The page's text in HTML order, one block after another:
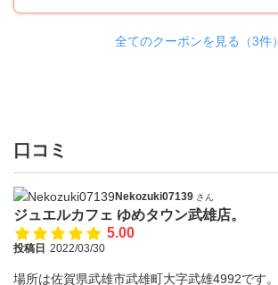
全てのクーポンを見る（3件）
口コミ
Nekozuki07139 さん
ジュエルカフェ ゆめタウン武雄店。
5.00
投稿日 2022/03/30
場所は佐賀県武雄市武雄町大字武雄4992です。